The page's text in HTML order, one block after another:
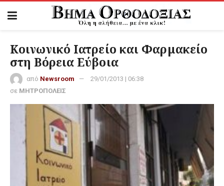
Κοινωνικό Ιατρείο και Φαρμακείο
στη Βόρεια Εύβοια
από Newsroom
29/01/2013 | 06:38
σε ΜΗΤΡΟΠΟΛΕΙΣ